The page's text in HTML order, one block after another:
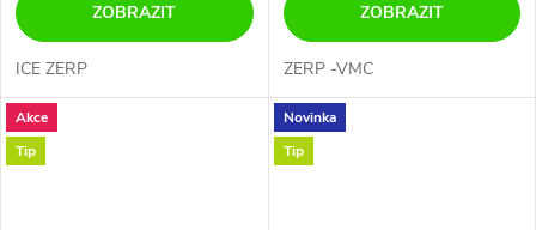
ZOBRAZIT
ICE ZERP
ZOBRAZIT
ZERP -VMC
Akce
Tip
Novinka
Tip